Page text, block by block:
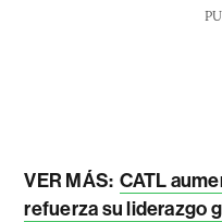
VER MÁS: CATL
refuerza su liderazgo